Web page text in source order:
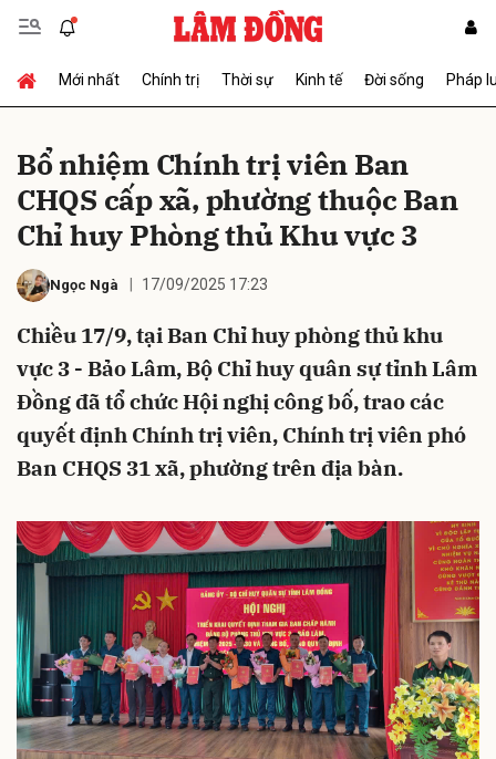
Mới nhất Chính trị Thời sự Kinh tế Đời sống Pháp
Bổ nhiệm Chính trị viên Ban
CHQS cấp xã, phường thuộc Ban
Chỉ huy Phòng thủ Khu vực 3
Ngọc Ngà 17/09/2025 17:23
Chiều 17/9, tại Ban Chỉ huy phòng thủ khu
vực 3 - Bảo Lâm, Bộ Chỉ huy quân sự tỉnh Lâm
Đồng đã tổ chức Hội nghị công bố, trao các
quyết định Chính trị viên, Chính trị viên phó
Ban CHQS 31 xã, phường trên địa bàn.
Gửi bình luận
Hủy Gửi